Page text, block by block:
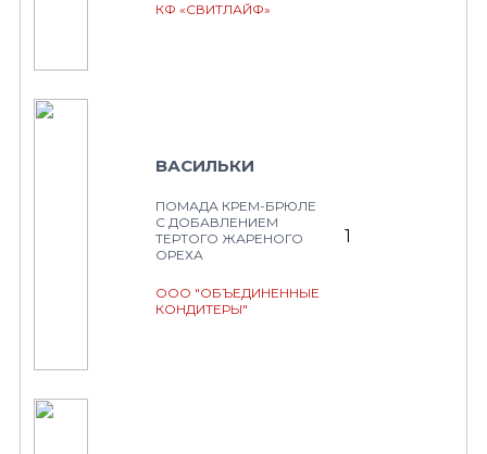
КФ «СВИТЛАЙФ»
ВАСИЛЬКИ
ПОМАДА КРЕМ-БРЮЛЕ
С ДОБАВЛЕНИЕМ
ТЕРТОГО ЖАРЕНОГО
ОРЕХА
ООО "ОБЪЕДИНЕННЫЕ
КОНДИТЕРЫ"
1